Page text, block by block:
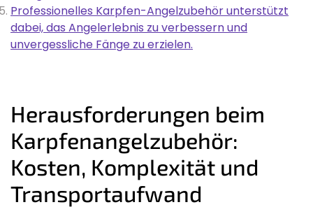
Professionelles Karpfen-Angelzubehör unterstützt
dabei, das Angelerlebnis zu verbessern und
unvergessliche Fänge zu erzielen.
Herausforderungen beim
Karpfenangelzubehör:
Kosten, Komplexität und
Transportaufwand